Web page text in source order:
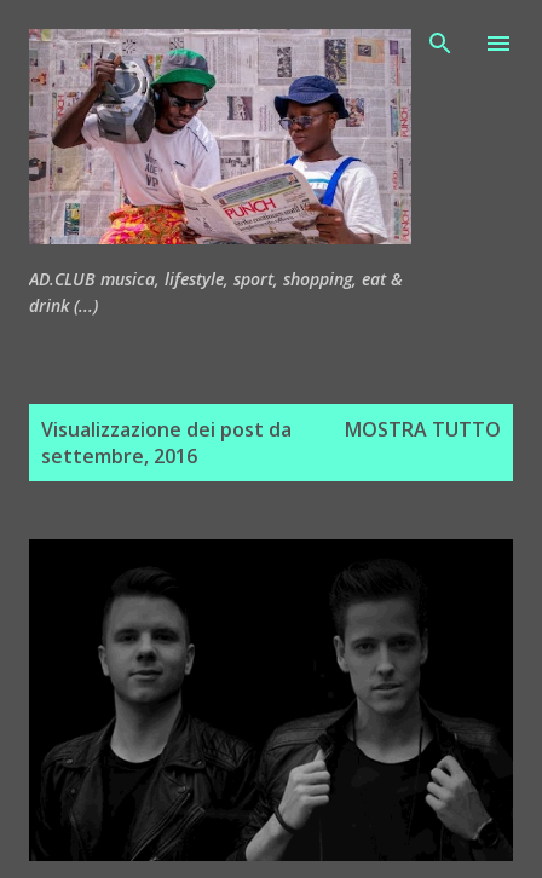
Passa ai contenuti principali
AD.CLUB musica, lifestyle, sport, shopping, eat &
drink (...)
Visualizzazione dei post da
settembre, 2016
MOSTRA TUTTO